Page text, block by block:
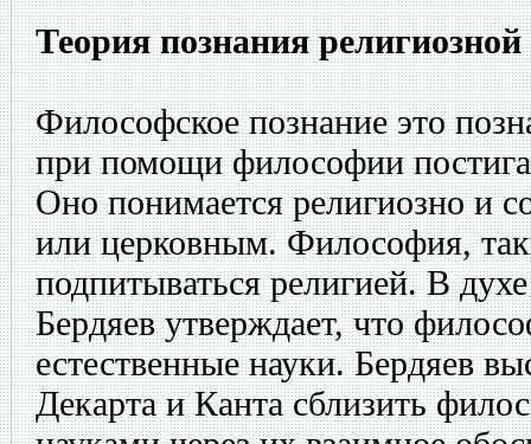
Теория познания
Философское познание это
при помощи философии
Оно понимается религиозно и
или церковным. Философия,
подпитываться религией. В
Бердяев утверждает, что
естественные науки. Бердяев
Декарта и Канта сблизить